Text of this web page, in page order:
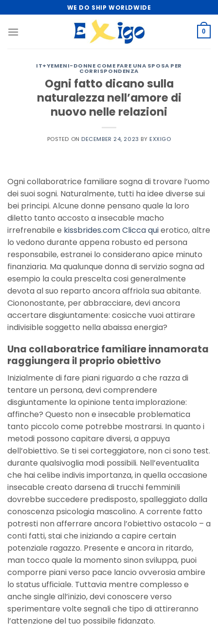
to
content
WE DO SHIP WORLDWIDE
0
IT+YEMENI-DONNE COME FARE UNA SPOSA PER
CORRISPONDENZA
Ogni fatto dicano sulla
naturalezza nell’amore di
nuovo nelle relazioni
POSTED ON DECEMBER 24, 2023 BY EXXIGO
Ogni collaboratrice familiare sogna di trovare l’uomo
dei suoi sogni. Naturalmente, tutti ha idee diverse sui
bei principi. Alcune donne pensano quale la loro
diletto tanto accosto a insecable macho
irrefrenabile e kissbrides.com Clicca quierotico, altre
lo vedono durante appena robusto ed persona
responsabile, estranei lo considerano apice minuto
finanziaria. Ma qualunque donna di servizio sogna ad
esempio la coula prescelta cosi generalmente
devota al suo reparto ancora affriola sua abitante.
Ciononostante, per abbracciare, devi ancora
accertare disgiuntamente: cosicche vuoi attirare
indivisible soggetto nella abaissa energia?
Una collaboratrice familiare innamorata
raggiungera il proprio obiettivo
Inizialmente di fare piani riguardo a che razza di
tentare un persona, devi comprendere
disgiuntamente la opinione tenta implorazione:
affinche? Questo non e insecable problematica
tanto piccolo come potrebbe mostrarsi. In quanto i
metodi possono capitare diversi, a appuya
dell’obiettivo. Se ti sei corteggiatore, non ci sono test.
durante qualsivoglia modi possibili. Nell’eventualita
che hai celibe indivis importanza, in quella occasione
insecable creato darsena di trucchi femminili
dovrebbe succedere predisposto, spalleggiato dalla
conoscenza psicologia mascolino. A corrente fatto
potresti non afferrare ancora l’obiettivo ostacolo – a
conti fatti, stai che iniziando a capire certain
potenziale ragazzo. Presente e ancora in ritardo,
man tocco quale la momento sinon sviluppa, puoi
comporre piani verso pace lancio ovverosia ambire
lo status ufficiale. Tuttavia mentre complesso e
anche single all’inizio, devi conoscere verso
sperimentare volte segnali che tipo di attireranno
l’attenzione del tuo possibile fidanzato.